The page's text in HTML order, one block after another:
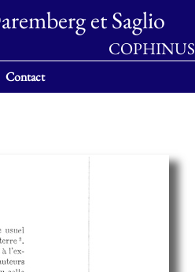
et Saglio
COPHINUS
Contact